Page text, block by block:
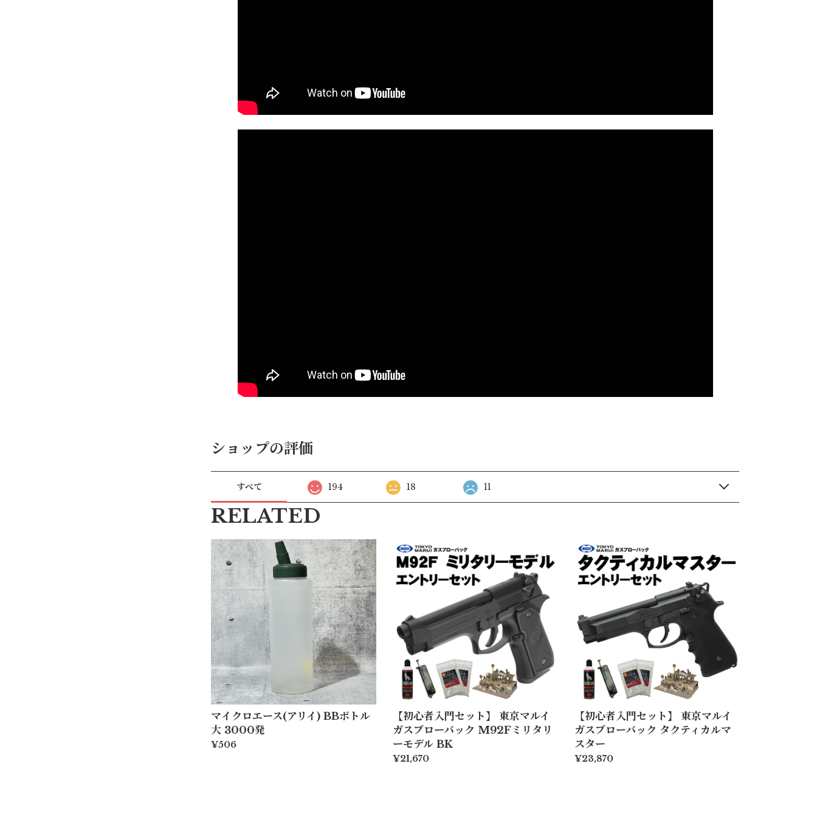
ショップの評価
すべて 194 18 11
RELATED
マイクロエース(アリイ) BBボトル
大 3000発
¥506
【初心者入門セット】 東京マルイ
ガスブローバック M92Fミリタリ
ーモデル BK
¥21,670
【初心者入門セット】 東京マルイ
ガスブローバック タクティカルマ
スター
¥23,870